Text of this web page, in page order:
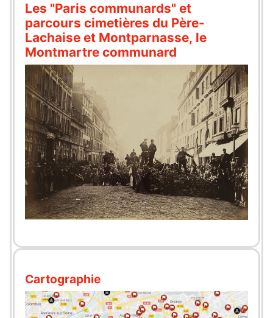
Les "Paris communards" et
parcours cimetières du Père-
Lachaise et Montparnasse, le
Montmartre communard
Cartographie